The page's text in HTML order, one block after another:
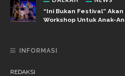
“Ini Bukan Festival”
Workshop Untuk Anak-
INFORMASI
REDAKSI